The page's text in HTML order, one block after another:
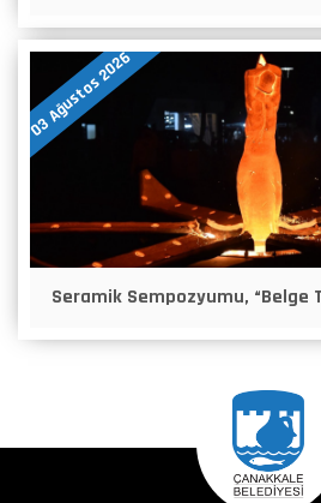
03 Ağustos 2026
Seramik Sempozyumu, “Belge